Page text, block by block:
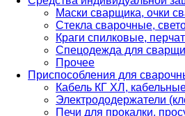
Маски сварщика, очки
Стекла сварочные,
Краги спилковые,
Спецодежда для
Прочее
Приспособления для
Кабель КГ ХЛ,
Электрододержатели
Печи для прокалки,